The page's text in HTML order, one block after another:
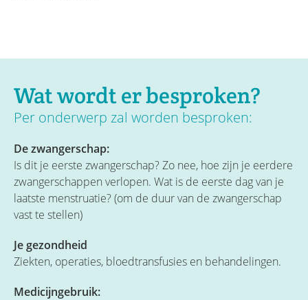
Wat wordt er besproken?
Per onderwerp zal worden besproken:
De zwangerschap:
Is dit je eerste zwangerschap? Zo nee, hoe zijn je eerdere
zwangerschappen verlopen. Wat is de eerste dag van je
laatste menstruatie? (om de duur van de zwangerschap
vast te stellen)
Je gezondheid
Ziekten, operaties, bloedtransfusies en behandelingen.
Medicijngebruik: